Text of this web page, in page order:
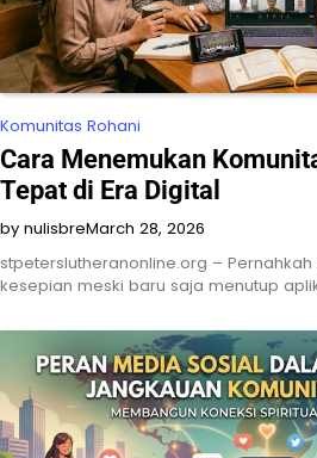
Komunitas Rohani
Cara Menemukan
Tepat di Era Digital
by nulisbreMarch 28, 2026
stpeterslutheranonline.org –
kesepian meski baru saja menutup